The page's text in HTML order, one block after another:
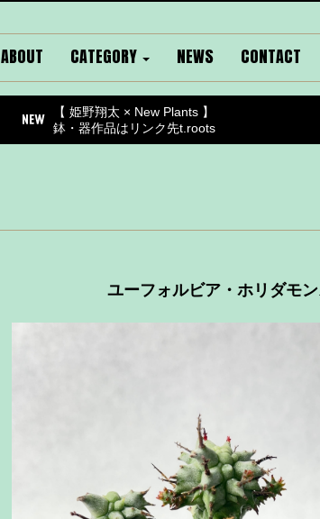
ABOUT CATEGORY NEWS CONTACT
【 姫野翔太 × New Plants 】
鉢・器作品はリンク先t.roots
ユーフォルビア・ホリダモ